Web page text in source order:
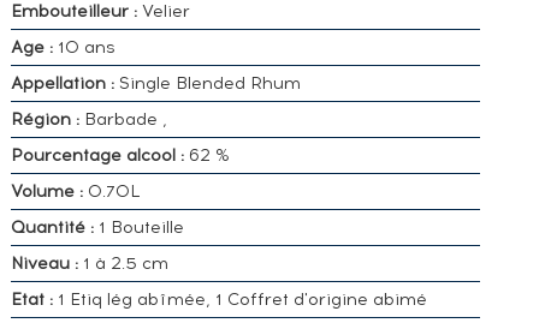
Embouteilleur :Velier
Age :10 ans
Appellation :Single Blended Rhum
Région : Barbade ,
Pourcentage alcool :62 %
Volume : 0.70L
Quantité :1 Bouteille
Niveau :1 à 2.5 cm
Etat :1 Etiq lég abîmée, 1 Coffret d'origine abimé